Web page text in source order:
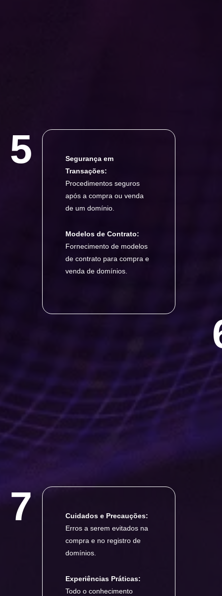
5
Segurança em
Transações:
Procedimentos seguros
após a compra ou venda
de um domínio.
Modelos de Contrato:
Fornecimento de modelos
de contrato para compra e
venda de domínios.
7
Cuidados e Precauções:
Erros a serem evitados na
compra e no registro de
domínios.
Experiências Práticas:
Todo o conhecimento